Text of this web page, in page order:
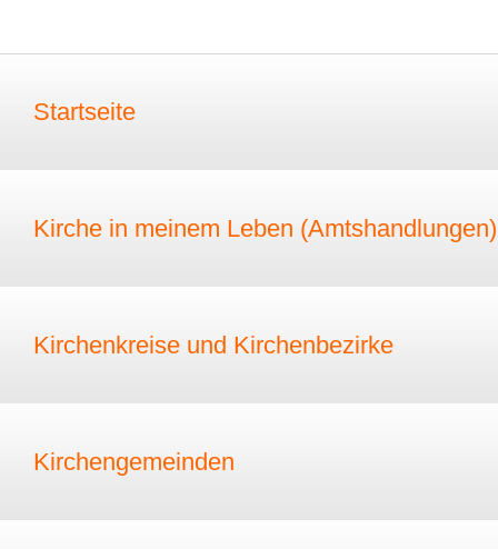
Startseite
Kirche in meinem Leben (Amtshandlungen)
Kirchenkreise und Kirchenbezirke
Kirchengemeinden